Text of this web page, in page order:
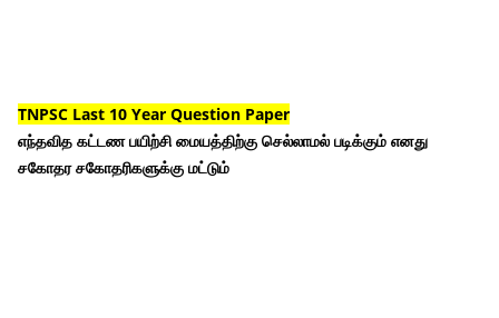
TNPSC Last 10 Year Question Paper
எந்தவித கட்டண பயிற்சி மையத்திற்கு செல்லாமல் படிக்கும் எனது
சகோதர சகோதரிகளுக்கு மட்டும்